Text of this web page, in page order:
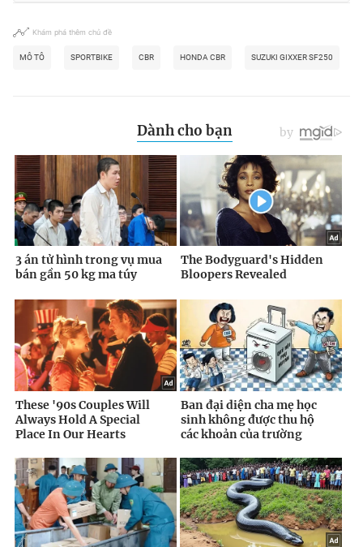
Khám phá thêm chủ đề
MÔ TÔ SPORTBIKE CBR HONDA CBR SUZUKI GIXXER SF250